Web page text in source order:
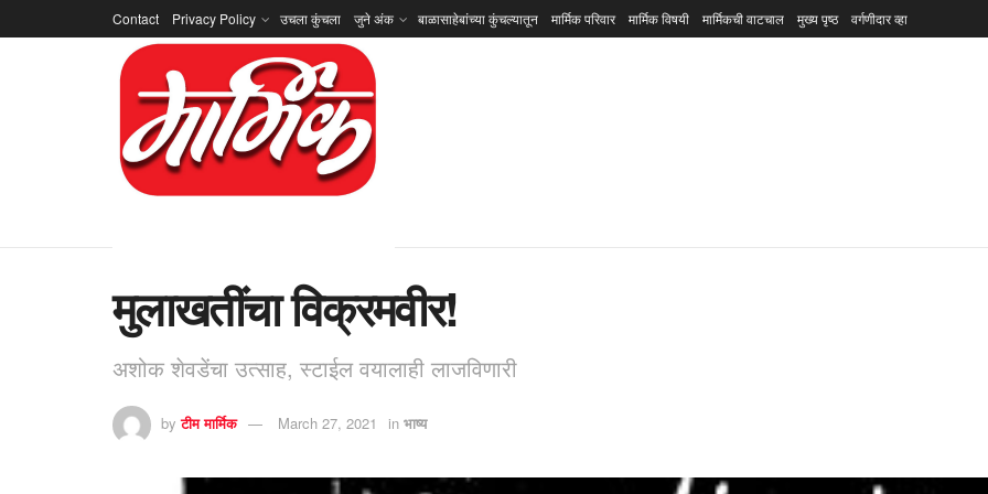
Contact Privacy Policy उचला कुंचला जुने अंक बाळासाहेबांच्या कुंचल्यातून मार्मिक परिवार मार्मिक विषयी मार्मिकची वाटचाल मुख्य पृष्ठ वर्गणीदार व्हा
मुलाखतींचा विक्रमवीर!
अशोक शेवडेंचा उत्साह, स्टाईल वयालाही लाजविणारी
by टीम मार्मिक March 27, 2021 in भाष्य